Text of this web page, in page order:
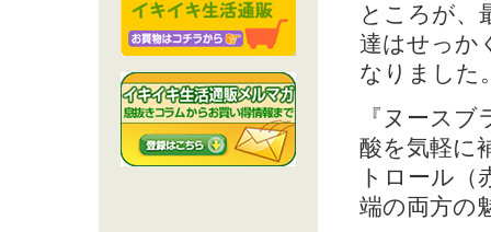
ところが、
達はせっか
なりました
『ヌース
酸を気軽に
トロール（
端の両方の